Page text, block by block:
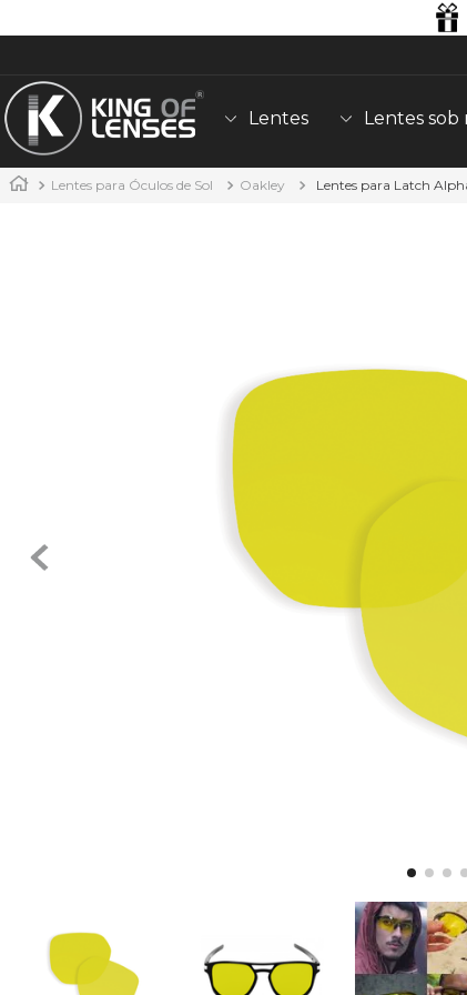
Lentes Lentes sob
Lentes para Óculos de Sol Oakley Lentes para Latch